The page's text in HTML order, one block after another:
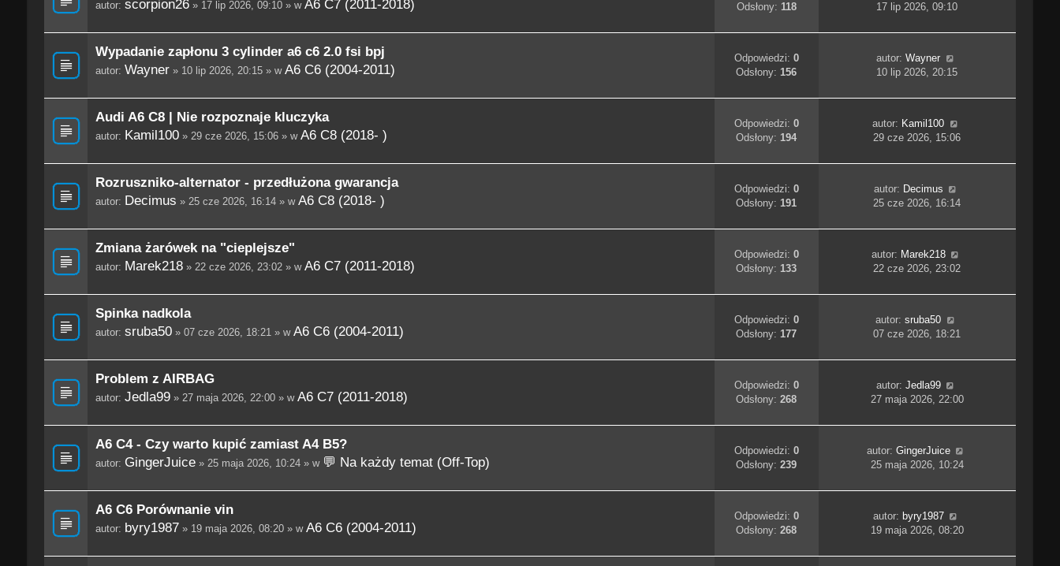
autor: scorpion26» 17 lip 2026, 09:10 » w A6 C7 (2011-2018)
Odsłony: 118
17 lip 2026, 09:10
Wypadanie zapłonu 3 cylinder a6 c6 2.0 fsi bpj
autor: Wayner» 10 lip 2026, 20:15 » w A6 C6 (2004-2011)
Odpowiedzi: 0
Odsłony:156
autor:Wayner
10 lip 2026, 20:15
Audi A6 C8 | Nie rozpoznaje kluczyka
autor: Kamil100» 29 cze 2026, 15:06 » w A6 C8 (2018- )
Odpowiedzi: 0
Odsłony:194
autor: Kamil100
29 cze 2026, 15:06
Rozruszniko-alternator - przedłużona gwarancja
autor: Decimus » 25 cze 2026, 16:14 » w A6 C8 (2018- )
Odpowiedzi: 0
Odsłony:191
autor: Decimus
25 cze 2026, 16:14
Zmiana żarówek na "cieplejsze"
autor: Marek218» 22 cze 2026, 23:02 » w A6 C7 (2011-2018)
Odpowiedzi: 0
Odsłony:133
autor: Marek218
22 cze 2026, 23:02
Spinka nadkola
autor: sruba50» 07 cze 2026, 18:21 » w A6 C6 (2004-2011)
Odpowiedzi: 0
Odsłony:177
autor:sruba50
07 cze 2026, 18:21
Problem z AIRBAG
autor: Jedla99» 27 maja 2026, 22:00 » w A6 C7 (2011-2018)
Odpowiedzi: 0
Odsłony:268
autor: Jedla99
27 maja 2026, 22:00
A6 C4 - Czy warto kupić zamiast A4 B5?
autor: GingerJuice» 25 maja 2026, 10:24 » w 💬 Na każdy temat (Off-Top)
Odpowiedzi: 0
Odsłony:239
autor: GingerJuice
25 maja 2026, 10:24
A6 C6 Porównanie vin
autor: byry1987 » 19 maja 2026, 08:20 » w A6 C6 (2004-2011)
Odpowiedzi: 0
Odsłony:268
autor: byry1987
19 maja 2026, 08:20